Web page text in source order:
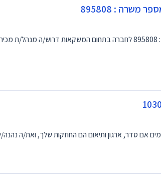
: 895808
מנהל/ת מכירות שטח אזור שפלה-מרכז מספר משרה : 895808 לחברה
אם סדר, ארגון ותיאום הם החוזקות שלך, ואת/ה